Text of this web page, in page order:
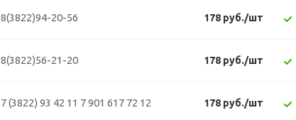
8(3822)94-20-56 178 руб./шт
8(3822)56-21-20 178 руб./шт
7 (3822) 93 42 11 7 901 617 72 12 178 руб./шт